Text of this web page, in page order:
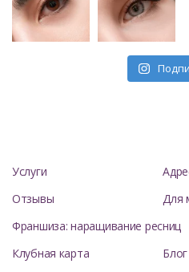
Услуги
Отзывы
Для
Франшиза: наращивание ресниц
Клубная карта
Блог